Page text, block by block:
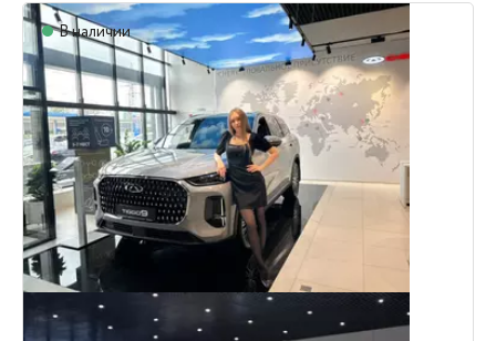
В наличии